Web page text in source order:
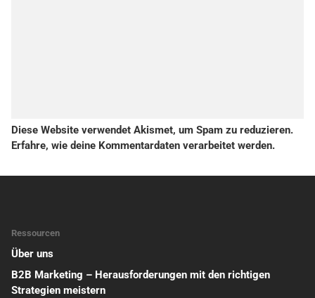
Diese Website verwendet Akismet, um Spam zu reduzieren.
Erfahre, wie deine Kommentardaten verarbeitet werden.
Ressourcen
Über uns
B2B Marketing – Herausforderungen mit den richtigen
Strategien meistern